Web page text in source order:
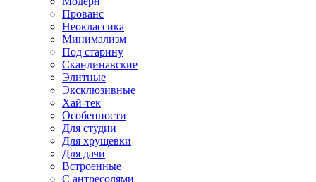
Прованс
Неоклассика
Минимализм
Под старину
Скандинавские
Элитные
Эксклюзивные
Хай-тек
Особенности
Для студии
Для хрущевки
Для дачи
Встроенные
С антресолями